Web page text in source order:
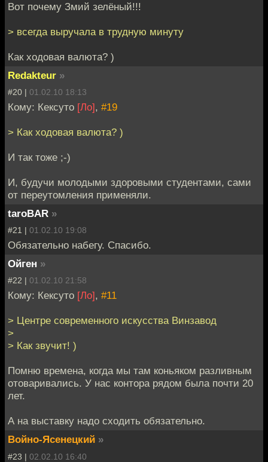
Вот почему Змий зелёный!!!
> всегда выручала в трудную минуту
Как ходовая валюта? )
Redakteur »
#20 | 01.02.10 18:13
Кому: Кексуто [Ло], #19
> Как ходовая валюта? )
И так тоже ;-)
И, будучи молодыми здоровыми студентами, сами
от переутомления применяли.
taroBAR »
#21 | 01.02.10 19:08
Обязательно набегу. Спасибо.
Ойген »
#22 | 01.02.10 21:58
Кому: Кексуто [Ло], #11
> Центре современного искусства Винзавод
>
> Как звучит! )
Помню времена, когда мы там коньяком разливным
отоваривались. У нас контора рядом была почти 20
лет.
А на выставку надо сходить обязательно.
Войно-Ясенецкий »
#23 | 02.02.10 16:40